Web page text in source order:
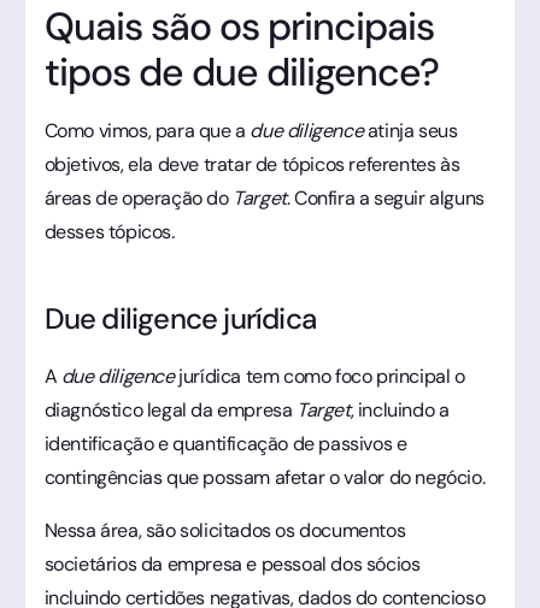
Quais são os principais
tipos de due diligence?
Como vimos, para que a due diligenceatinja seus
objetivos, ela deve tratar de tópicos referentes às
áreas de operação do Target. Confira a seguir alguns
desses tópicos.
Due diligence jurídica
A due diligencejurídica tem como foco principal o
diagnóstico legal da empresa Target, incluindo a
identificação e quantificação de passivos e
contingências que possam afetar o valor do negócio.
Nessa área, são solicitados os documentos
societários da empresa e pessoal dos sócios
incluindo certidões negativas, dados do contencioso